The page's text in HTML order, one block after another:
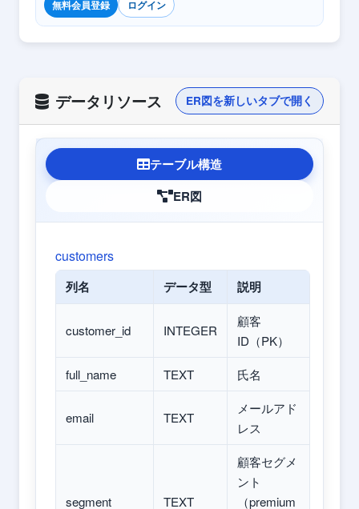
無料会員登録 ログイン
データリソース ER図を新しいタブで開く
テーブル構造
ER図
customers
列名 データ型 説明
customer_id INTEGER
顧客
ID（PK）
full_name
TEXT 氏名
email TEXT
メールアド
レス
segment TEXT
顧客セグメ
ント
（premium